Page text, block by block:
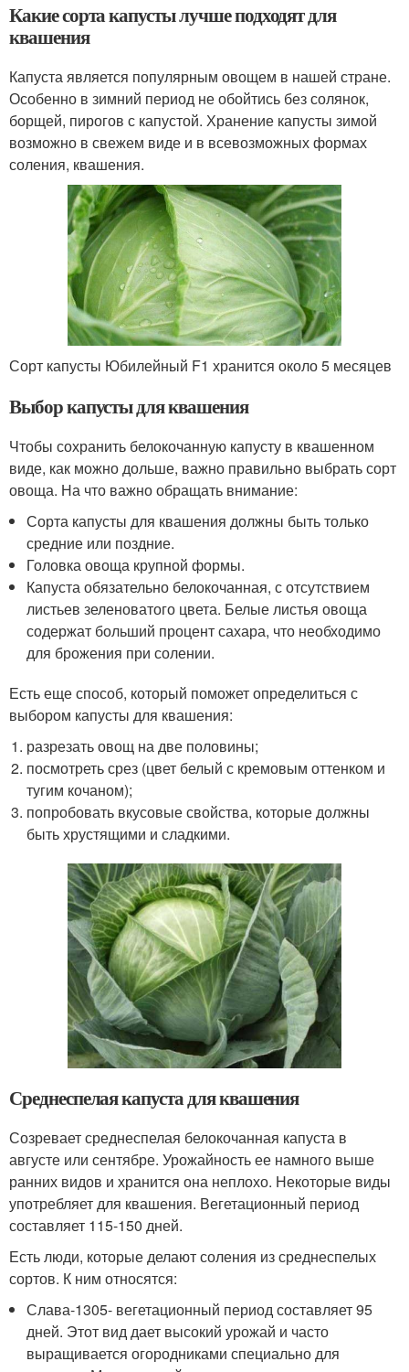
Какие сорта капусты лучше подходят для
квашения
Капуста является популярным овощем в нашей стране.
Особенно в зимний период не обойтись без солянок,
борщей, пирогов с капустой. Хранение капусты зимой
возможно в свежем виде и в всевозможных формах
соления, квашения.
Сорт капусты Юбилейный F1 хранится около 5 месяцев
Выбор капусты для квашения
Чтобы сохранить белокочанную капусту в квашенном
виде, как можно дольше, важно правильно выбрать сорт
овоща. На что важно обращать внимание:
Сорта капусты для квашения должны быть только
средние или поздние.
Головка овоща крупной формы.
Капуста обязательно белокочанная, с отсутствием
листьев зеленоватого цвета. Белые листья овоща
содержат больший процент сахара, что необходимо
для брожения при солении.
Есть еще способ, который поможет определиться с
выбором капусты для квашения:
разрезать овощ на две половины;
посмотреть срез (цвет белый с кремовым оттенком и
тугим кочаном);
попробовать вкусовые свойства, которые должны
быть хрустящими и сладкими.
Среднеспелая капуста для квашения
Созревает среднеспелая белокочанная капуста в
августе или сентябре. Урожайность ее намного выше
ранних видов и хранится она неплохо. Некоторые виды
употребляет для квашения. Вегетационный период
составляет 115-150 дней.
Есть люди, которые делают соления из среднеспелых
сортов. К ним относятся:
Слава-1305- вегетационный период составляет 95
дней. Этот вид дает высокий урожай и часто
выращивается огородниками специально для